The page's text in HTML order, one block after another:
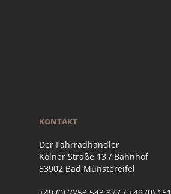
KONTAKT
Der Fahrradhändler
Kölner Straße 13 / Bahnhof
53902 Bad Münstereifel